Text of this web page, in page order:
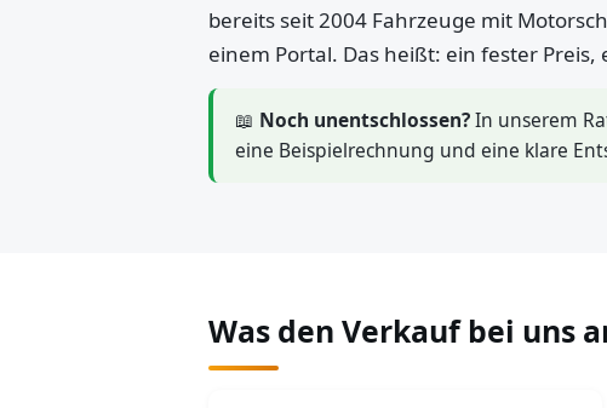
bereits seit 2004 Fahrzeuge mit
einem Portal. Das heißt: ein fester
📖 Noch unentschlossen?In unserem
eine Beispielrechnung und eine klare
Was den Verkauf bei uns